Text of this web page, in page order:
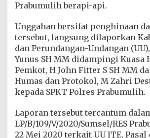
Prabumulih berapi-api.
Unggahan bersifat penghinaan
tersebut, langsung dilaporkan
dan Perundangan-Undangan
Yunus SH MM didampingi Kuasa
Pemkot, H John Fitter S SH MM
Humas dan Protokol, M Zahri
kepada SPKT Polres Prabumulih.
Laporan tersebut tercantum
LP/B/109/V/2020/Sumsel/RES
22 Mei 2020 terkait UU ITE, Pasal